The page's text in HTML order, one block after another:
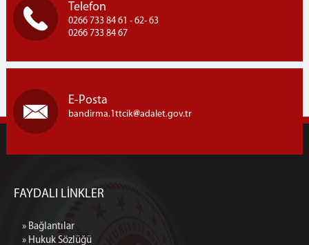
Telefon
0266 733 84 61 - 62- 63
0266 733 84 67
E-Posta
bandirma.1ttcik adalet.gov.tr
FAYDALI LİNKLER
» Bağlantılar
» Hukuk Sözlüğü